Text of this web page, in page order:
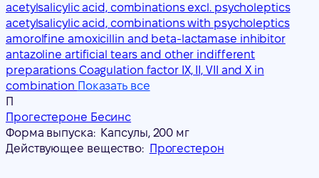
acetylsalicylic acid, combinations excl. psycholeptics
acetylsalicylic acid, combinations with psycholeptics
amorolfine amoxicillin and beta-lactamase inhibitor
antazoline artificial tears and other indifferent
preparations Coagulation factor IX, II, VII and X in
combination Показать все
П
Прогестероне Бесинс
Форма выпуска: Капсулы, 200 мг
Действующее вещество: Прогестерон